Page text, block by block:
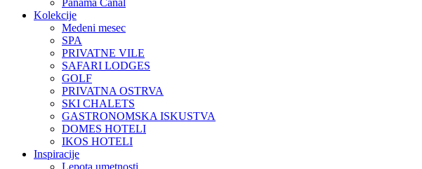
Panama Canal
Kolekcije
Medeni mesec
SPA
PRIVATNE VILE
SAFARI LODGES
GOLF
PRIVATNA OSTRVA
SKI CHALETS
GASTRONOMSKA ISKUSTVA
DOMES HOTELI
IKOS HOTELI
Inspiracije
Lepota umetnosti